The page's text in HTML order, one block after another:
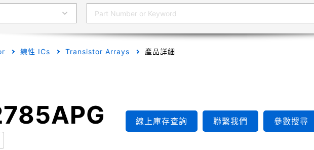
線性 ICs Transistor Arrays 產品詳細
線上庫存查詢 聯繫我們 參數搜尋